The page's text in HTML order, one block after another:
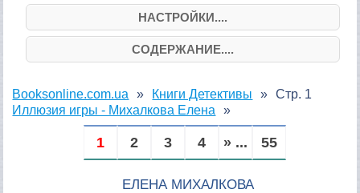
НАСТРОЙКИ....
СОДЕРЖАНИЕ....
Booksonline.com.ua
Книги Детективы
Иллюзия игры - Михалкова Елена
Стр. 1
1 2 3 4 » ... 55
ЕЛЕНА МИХАЛКОВА